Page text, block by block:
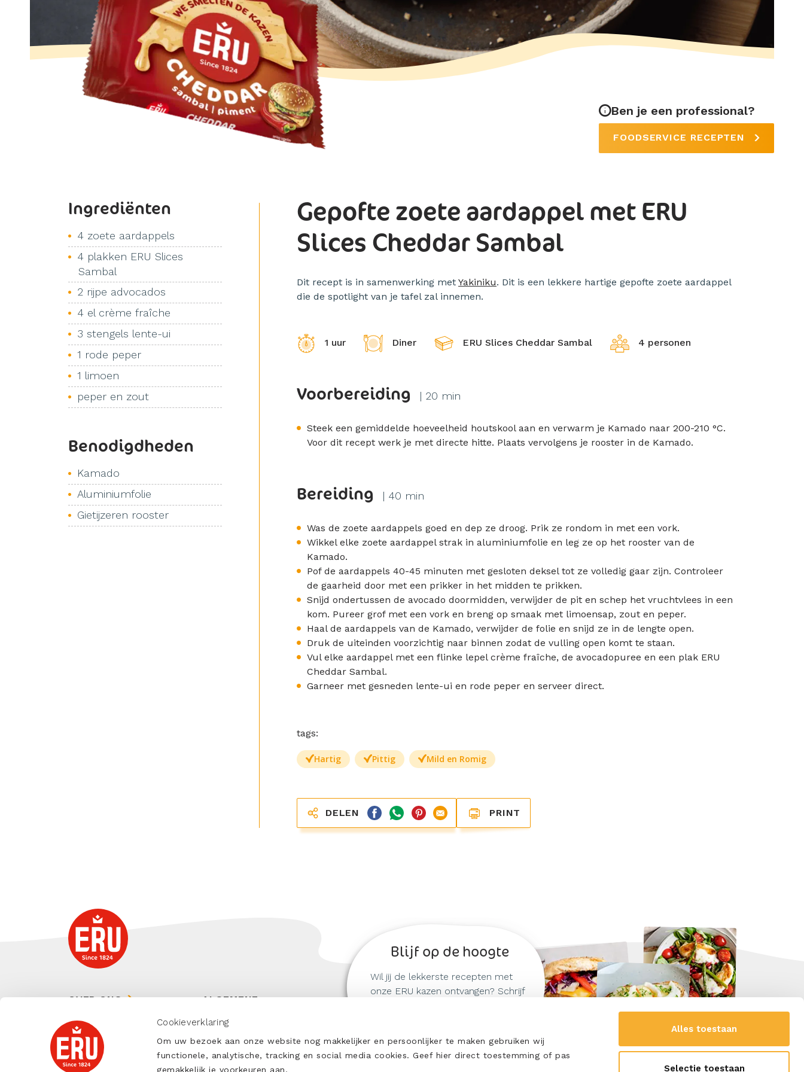
Cookieverklaring
Om uw bezoek aan onze website nog makkelijker en persoonlijker te maken gebruiken wij
functionele, analytische, tracking en social media cookies. Geef hier direct toestemming of pas
gemakkelijk je voorkeuren aan.
Alles toestaan
Selectie toestaan
Ben je een professional?
FOODSERVICE RECEPTEN
Gepofte zoete aardappel met ERU
Slices Cheddar Sambal
Dit recept is in samenwerking met Yakiniku. Dit is een lekkere hartige gepofte zoete aardappel
die de spotlight van je tafel zal innemen.
1 uur Diner ERU Slices Cheddar Sambal 4 personen
Voorbereiding | 20 min
Steek een gemiddelde hoeveelheid houtskool aan en verwarm je Kamado naar 200-210 °C.
Voor dit recept werk je met directe hitte. Plaats vervolgens je rooster in de Kamado.
Bereiding | 40 min
Was de zoete aardappels goed en dep ze droog. Prik ze rondom in met een vork.
Wikkel elke zoete aardappel strak in aluminiumfolie en leg ze op het rooster van de
Kamado.
Pof de aardappels 40-45 minuten met gesloten deksel tot ze volledig gaar zijn. Controleer
de gaarheid door met een prikker in het midden te prikken.
Snijd ondertussen de avocado doormidden, verwijder de pit en schep het vruchtvlees in een
kom. Pureer grof met een vork en breng op smaak met limoensap, zout en peper.
Haal de aardappels van de Kamado, verwijder de folie en snijd ze in de lengte open.
Druk de uiteinden voorzichtig naar binnen zodat de vulling open komt te staan.
Vul elke aardappel met een flinke lepel crème fraîche, de avocadopuree en een plak ERU
Cheddar Sambal.
Garneer met gesneden lente-ui en rode peper en serveer direct.
tags:
Hartig Pittig Mild en Romig
DELEN PRINT
Ingrediënten
4 zoete aardappels
4 plakken ERU Slices
Sambal
2 rijpe advocados
4 el crème fraîche
3 stengels lente-ui
1 rode peper
1 limoen
peper en zout
Benodigdheden
Kamado
Aluminiumfolie
Gietijzeren rooster
OVER ONS
ONZE SMEERKAAS
ONZE KAZEN
ALGEMENE
ALGEMENE
INKOOPVOORWAARDEN
Blijf op de hoogte
Wil jij de lekkerste recepten met
onze ERU kazen ontvangen? Schrijf